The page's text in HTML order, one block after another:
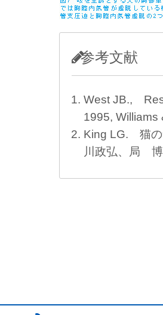
参考文献
West JB.,
1995, Williams
King LG. 猫の
川政弘、局